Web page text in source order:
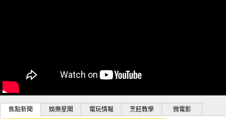
焦點新聞 娛樂星聞 電玩情報 烹飪教學 微電影